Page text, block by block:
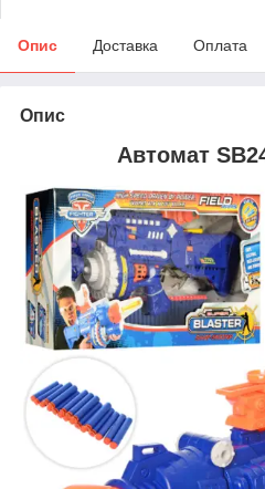
Опис Доставка Оплата
Опис
Автомат